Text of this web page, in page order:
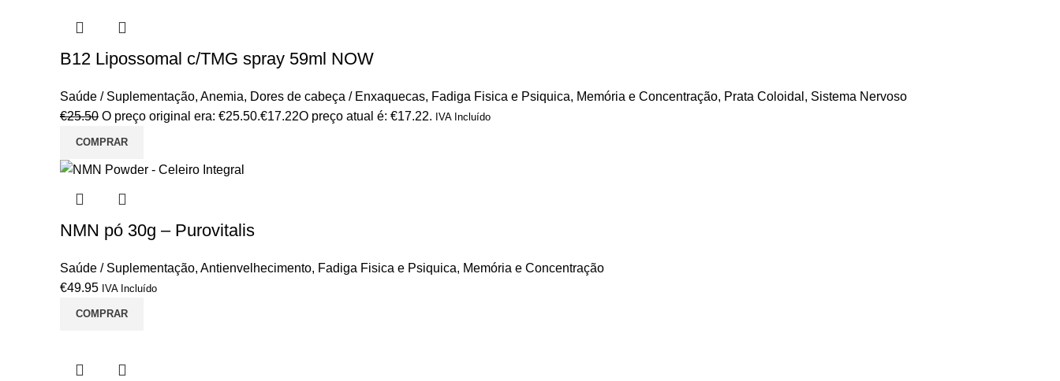
B12 Lipossomal c/TMG spray 59ml NOW
Saúde / Suplementação, Anemia, Dores de cabeça / Enxaquecas, Fadiga Fisica e Psiquica, Memória e Concentração, Prata Coloidal , Sistema Nervoso
€25.50 O preço original era: €25.50.€17.22O preço atual é: €17.22. IVA Incluído
COMPRAR
NMN pó 30g – Purovitalis
Saúde / Suplementação, Antienvelhecimento, Fadiga Fisica e Psiquica, Memória e Concentração
€49.95 IVA Incluído
COMPRAR